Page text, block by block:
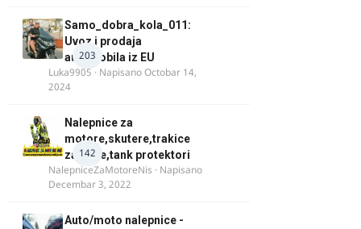
203
Samo_dobra_kola_011:
Uvoz i prodaja
automobila iz EU
Luka9905 · NapisanoOctobar 14,
2024
142
Nalepnice za
motore,skutere,trakice
za felne,tank protektori
NalepniceZaMotoreNis · Napisano
Decembar 3, 2022
Auto/moto nalepnice -